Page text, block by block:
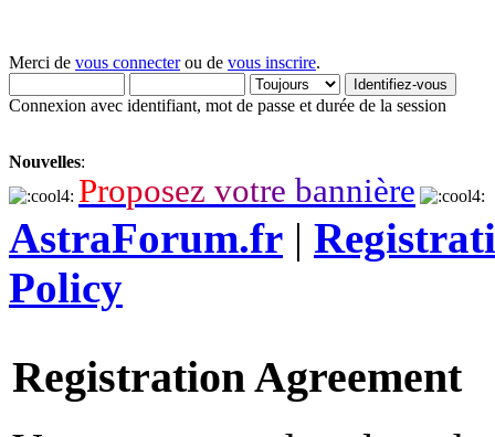
Merci de vous connecterou de vous inscrire.
Connexion avec identifiant, mot de passe et durée de la session
Nouvelles:
Proposez votre bannière
AstraForum.fr |
Policy
Registration Agreement